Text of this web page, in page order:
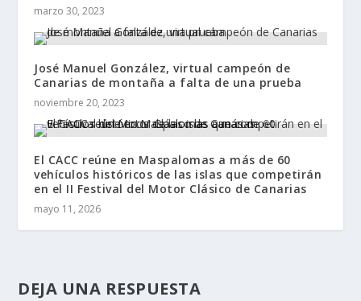
marzo 30, 2023
José Manuel González, virtual campeón de
Canarias de montaña a falta de una prueba
noviembre 20, 2023
El CACC reúne en Maspalomas a más de 60
vehículos históricos de las islas que competirán
en el II Festival del Motor Clásico de Canarias
mayo 11, 2026
DEJA UNA RESPUESTA